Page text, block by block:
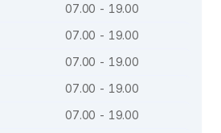
07.00 - 19.00
07.00 - 19.00
07.00 - 19.00
07.00 - 19.00
07.00 - 19.00